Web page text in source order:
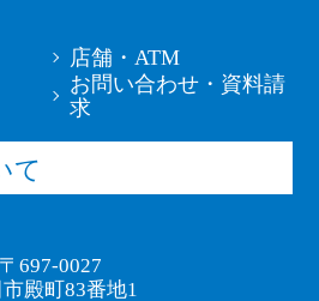
店舗・ATM
お問い合わせ・資料請
求
て
〒697-0027
殿町83番地1